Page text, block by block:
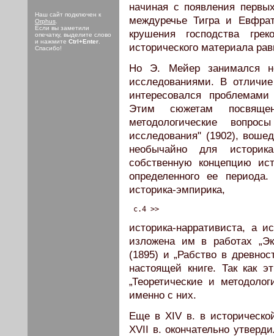
Наш сайт подключен к
Orphus
Если вы заметили
опечатку, выделите слово
и нажмите Ctrl+Enter
Спасибо!
начиная с появления
междуречье Тигра и
крушения господства
исторического материала
Но Э. Мейер занимался не
исследованиями. В
интересовался
Этим сюжетам
методологические
исследования" (1902),
необычайно для
собственную концепцию
определенного ее
историка-эмпирика,
c.4 >>
историка-нарративиста, а
изложена им в работах
(1895) и „Рабство в
настоящей книге. Так как
„Теоретические и
именно с них.
Еще в XIV в. в
XVII в. окончательно